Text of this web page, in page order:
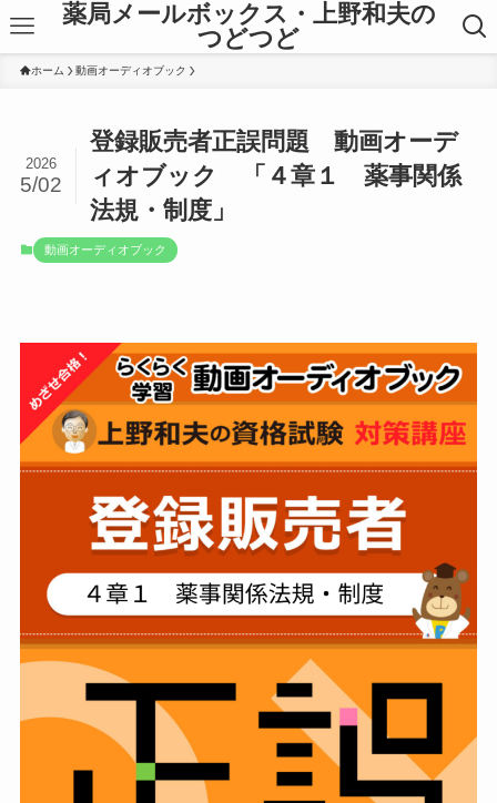
薬局メールボックス・上野和夫の
つどつど
ホーム 動画オーディオブック
登録販売者正誤問題 動画オーデ
ィオブック 「４章１ 薬事関係
法規・制度」
2026
5/02
動画オーディオブック